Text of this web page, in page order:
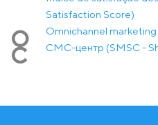
Satisfaction Score)
О Оmnichannel marketing
С СМС-центр (SMSC -